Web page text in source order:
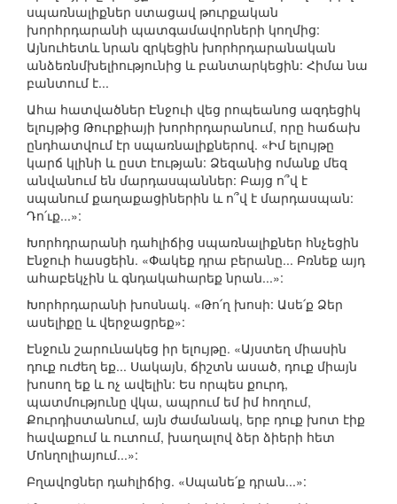
սպառնալիքներ ստացավ թուրքական
խորհրդարանի պատգամավորների կողմից:
Այնուհետև նրան զրկեցին խորհրդարանական
անձեռնմխելիությունից և բանտարկեցին: Հիմա նա
բանտում է...
Ահա հատվածներ Էնջուի վեց րոպեանոց ազդեցիկ
ելույթից Թուրքիայի խորհրդարանում, որը հաճախ
ընդհատվում էր սպառնալիքներով. «Իմ ելույթը
կարճ կլինի և ըստ էության: Ձեզանից ոմանք մեզ
անվանում են մարդասպաններ: Բայց ո՞վ է
սպանում քաղաքացիներին և ո՞վ է մարդասպան:
Դո՛ւք...»:
Խորհդրարանի դահլիճից սպառնալիքներ հնչեցին
Էնջուի հասցեին. «Փակեք դրա բերանը... Բռնեք այդ
ահաբեկչին և գնդակահարեք նրան...»:
Խորհրդարանի խոսնակ. «Թո՛ղ խոսի: Ասե՛ք Ձեր
ասելիքը և վերջացրեք»:
Էնջուն շարունակեց իր ելույթը. «Այստեղ միասին
դուք ուժեղ եք... Սակայն, ճիշտն ասած, դուք միայն
խոսող եք և ոչ ավելին: Ես որպես քուրդ,
պատմությունը վկա, ապրում եմ իմ հողում,
Քուրդիստանում, այն ժամանակ, երբ դուք խոտ էիք
հավաքում և ուտում, խաղալով ձեր ձիերի հետ
Մոնղոլիայում...»:
Բղավոցներ դահլիճից. «Սպանե՛ք դրան...»: